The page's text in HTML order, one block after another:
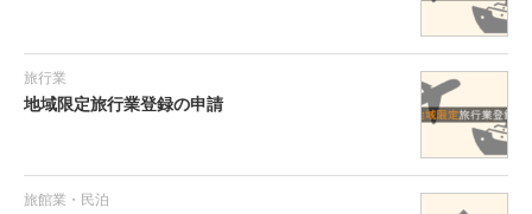
旅行業
地域限定旅行業登録の申請
旅館業・民泊